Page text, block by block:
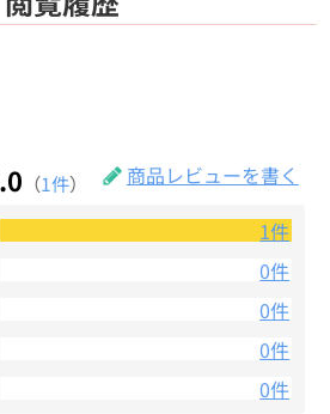
（1件）
商品レビューを書く
1件
0件
0件
0件
0件